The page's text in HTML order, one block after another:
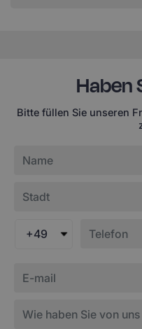
Haben
Bitte füllen Sie unseren
+49